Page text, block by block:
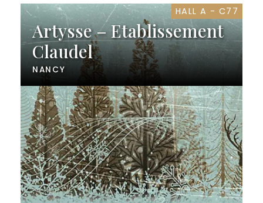
HALL A - C77
Artysse – Etablissement
Claudel
NANCY